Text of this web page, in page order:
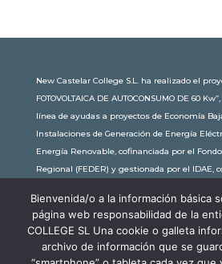
New Castelar College S.L. ha realizado el
FOTOVOLTAICA DE AUTOCONSUMO DE 60
línea de ayudas a proyectos de Economía
Instalaciones de Generación de Energía
Energía Renovable, cofinanciada por el
Regional (FEDER) y gestionada por el IDAE,
subvención de 30.245,63€. Con una potencia
comunidad educativa de New Castelar ahorra
toneladas de CO2 al año, lo que equivale a
o plantar 116 árboles al año.
Bienvenida/o a la información básica
página web responsabilidad de la
COLLEGE SL Una cookie o galleta
archivo de información que se